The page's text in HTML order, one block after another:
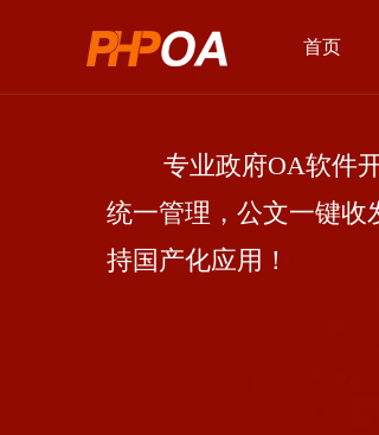
首页
专业政府OA软件开
统一管理，公文一键收
持国产化应用！